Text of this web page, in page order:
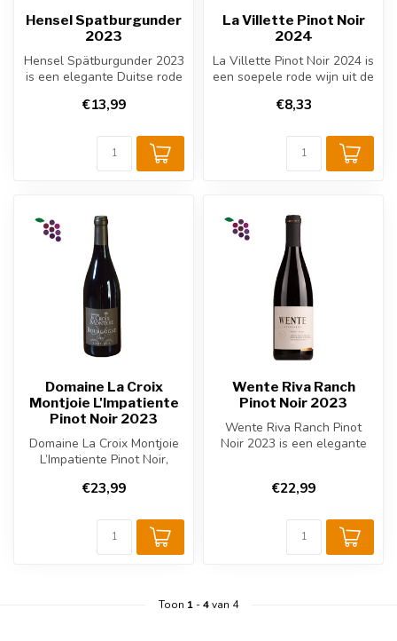
Hensel Spatburgunder
2023
Hensel Spätburgunder 2023
is een elegante Duitse rode
€13,99
La Villette Pinot Noir
2024
La Villette Pinot Noir 2024 is
een soepele rode wijn uit de
€8,33
Domaine La Croix
Montjoie L'Impatiente
Pinot Noir 2023
Domaine La Croix Montjoie
L’Impatiente Pinot Noir,
Noir-d...
€23,99
Wente Riva Ranch
Pinot Noir 2023
Wente Riva Ranch Pinot
Noir 2023 is een elegante
€22,99
Toon 1-4van 4